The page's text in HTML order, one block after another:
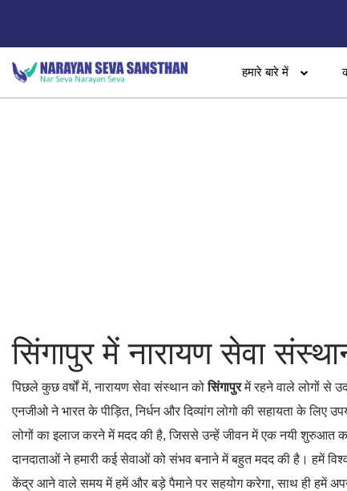
हमारे बारे में
सिंगापुर में नारायण सेवा
पिछले कुछ वर्षों में, नारायण सेवा संस्थान कोसिंगापुरमें रहने वाले लोगों से
एनजीओ ने भारत के पीड़ित, निर्धन और दिव्यांग लोगो की सहायता के लिए
लोगों का इलाज करने में मदद की है, जिससे उन्हें जीवन में एक नयी शुरुआत
दानदाताओं ने हमारी कई सेवाओं को संभव बनाने में बहुत मदद की है। हमें
केंद्र आने वाले समय में हमें और बड़े पैमाने पर सहयोग करेगा, साथ ही हमें